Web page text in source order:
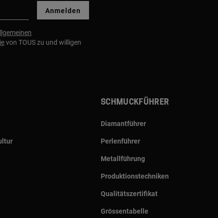
Anmelden
von TOUS zu und willigen
Schmuckführer
Diamantführer
Perlenführer
Metallführung
Produktionstechniken
Qualitätszertifikat
Grössentabelle